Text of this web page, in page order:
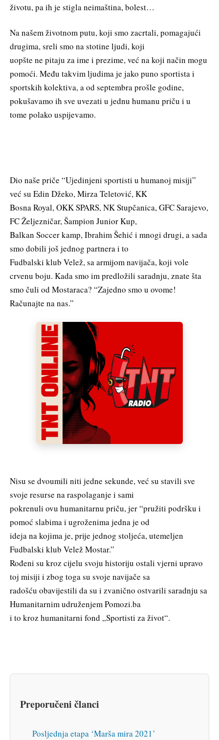
životu, pa ih je stigla neimaština, bolest…
Na našem životnom putu, koji smo zacrtali, pomagajući
drugima, sreli smo na stotine ljudi, koji
uopšte ne pitaju za ime i prezime, već na koji način mogu
pomoći. Među takvim ljudima je jako puno sportista i
sportskih kolektiva, a od septembra prošle godine,
pokušavamo ih sve uvezati u jednu humanu priču i u
tome polako uspijevamo.
Dio naše priče “Ujedinjeni sportisti u humanoj misiji”
već su Edin Džeko, Mirza Teletović, KK
Bosna Royal, OKK SPARS, NK Stupčanica, GFC Sarajevo,
FC Željezničar, Šampion Junior Kup,
Balkan Soccer kamp, Ibrahim Šehić i mnogi drugi, a sada
smo dobili još jednog partnera i to
Fudbalski klub Velež, sa armijom navijača, koji vole
crvenu boju. Kada smo im predložili saradnju, znate šta
smo čuli od Mostaraca? “Zajedno smo u ovome!
Računajte na nas.”
Nisu se dvoumili niti jedne sekunde, već su stavili sve
svoje resurse na raspolaganje i sami
pokrenuli ovu humanitarnu priču, jer “pružiti podršku i
pomoć slabima i ugroženima jedna je od
ideja na kojima je, prije jednog stoljeća, utemeljen
Fudbalski klub Velež Mostar.”
Rođeni su kroz cijelu svoju historiju ostali vjerni upravo
toj misiji i zbog toga su svoje navijače sa
radošću obavijestili da su i zvanično ostvarili saradnju sa
Humanitarnim udruženjem Pomozi.ba
i to kroz humanitarni fond „Sportisti za život“.
Preporučeni članci
Posljednja etapa ‘Marša mira 2021’